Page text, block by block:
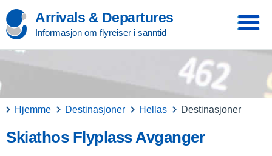
Arrivals & Departures
Informasjon om flyreiser i sanntid
Hjemme Destinasjoner Hellas Destinasjoner
Skiathos Flyplass Avganger